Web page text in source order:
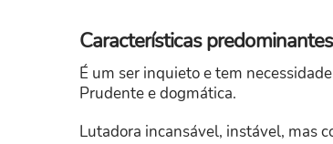
Características
É um ser inquieto e tem
Prudente e dogmática.
Lutadora incansável, instável, mas